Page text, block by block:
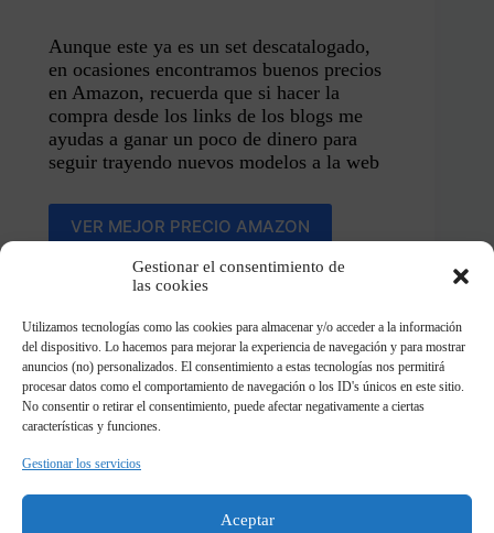
Gestionar el consentimiento de
las cookies
Utilizamos tecnologías como las cookies para almacenar y/o acceder a la información
del dispositivo. Lo hacemos para mejorar la experiencia de navegación y para mostrar
anuncios (no) personalizados. El consentimiento a estas tecnologías nos permitirá
procesar datos como el comportamiento de navegación o los ID's únicos en este sitio.
No consentir o retirar el consentimiento, puede afectar negativamente a ciertas
características y funciones.
Gestionar los servicios
Aceptar
Aunque este ya es un set descatalogado,
en ocasiones encontramos buenos precios
en Amazon, recuerda que si hacer la
compra desde los links de los blogs me
ayudas a ganar un poco de dinero para
seguir trayendo nuevos modelos a la web
VER MEJOR PRECIO AMAZON
Si te ha gustado este set o
cualquieralternativode esta web seria un placer
poder ver tu creación eninstagramotiktoky
compartirla para que más personas se animen a
crear las suyas 🙏🏽